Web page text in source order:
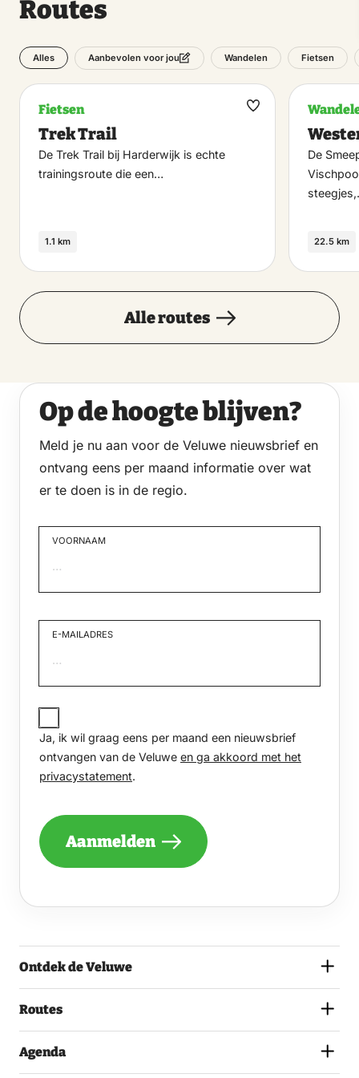
Routes
Alles Aanbevolen voor jou Wandelen Fietsen
Fietsen
Trek Trail
De Trek Trail bij Harderwijk is echte
trainingsroute die een…
1.1 km
Maak
De
22.5 km
Alle routes
Op de hoogte blijven?
Meld je nu aan voor de Veluwe nieuwsbrief en
ontvang eens per maand informatie over wat
er te doen is in de regio.
VOORNAAM
E-MAILADRES
JA,
IK
WIL
GRAAG
EENS
PER
EEN
ONTVANGEN
EN
HET
Ja, ik wil graag eens per maand een nieuwsbrief
ontvangen van de Veluwe en ga akkoord met het
privacystatement.
Aanmelden
Ontdek de Veluwe
Routes
Agenda